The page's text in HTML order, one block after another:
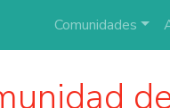
Comunidades